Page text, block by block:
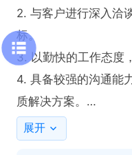
2. 与客户进行深入洽
标。
3. 以勤快的工作态度
4. 具备较强的沟通能
质解决方案。
展开